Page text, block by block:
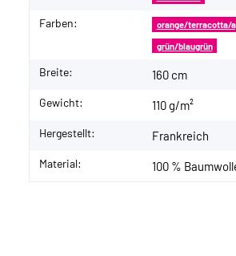
Farben: orange/terracotta/
grün/blaugrün
Breite: 160 cm
Gewicht: 110 g/m²
Hergestellt: Frankreich
Material: 100 %